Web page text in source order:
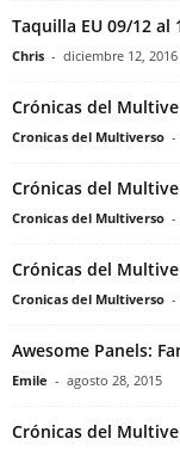
Taquilla EU 09/12 al
Chris - diciembre 12, 2016
Crónicas del
Cronicas del Multiverso -
Crónicas del
Cronicas del Multiverso -
Crónicas del
Cronicas del Multiverso -
Awesome Panels:
Emile - agosto 28, 2015
Crónicas del